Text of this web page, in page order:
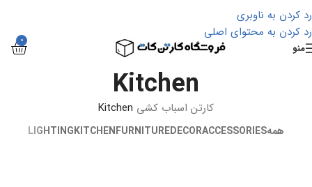
رد کردن به ناوبری
رد کردن به محتوای اصلی
منو
0
Kitchen
کارتن اسباب کشی Kitchen
همهACCESSORIES
DECOR
FURNITURE
KITCHEN
LIGHTING